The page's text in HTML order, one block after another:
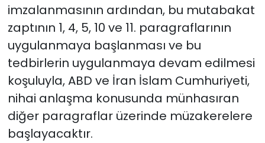
imzalanmasının ardından, bu mutabakat
zaptının 1, 4, 5, 10 ve 11. paragraflarının
uygulanmaya başlanması ve bu
tedbirlerin uygulanmaya devam edilmesi
koşuluyla, ABD ve İran İslam Cumhuriyeti,
nihai anlaşma konusunda münhasıran
diğer paragraflar üzerinde müzakerelere
başlayacaktır.